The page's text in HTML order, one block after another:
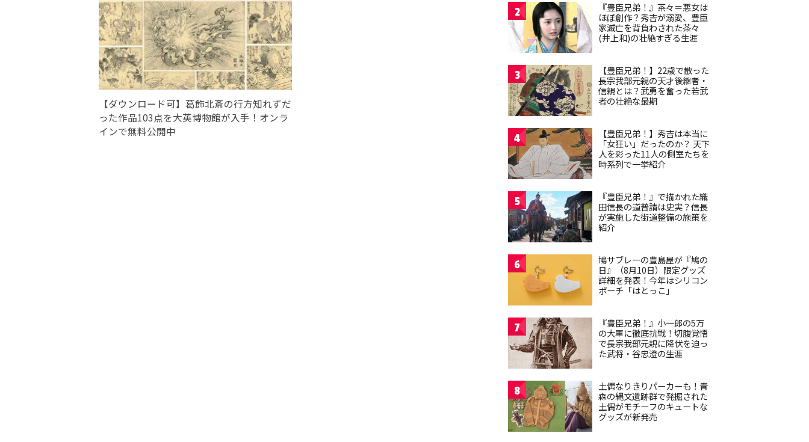
【ダウンロード可】葛飾北斎の行方知れずだ
った作品103点を大英博物館が入手！オンラ
インで無料公開中
2
『豊臣兄弟！』茶々＝悪女は
ほぼ創作？秀吉が溺愛、豊臣
家滅亡を背負わされた茶々
(井上和)の壮絶すぎる生涯
3
【豊臣兄弟！】22歳で散った
長宗我部元親の天才後継者・
信親とは？武勇を奮った若武
者の壮絶な最期
4
【豊臣兄弟！】秀吉は本当に
「女狂い」だったのか？ 天下
人を彩った11人の側室たちを
時系列で一挙紹介
5
『豊臣兄弟！』で描かれた織
田信長の道普請は史実？信長
が実施した街道整備の施策を
紹介
6
鳩サブレーの豊島屋が『鳩の
日』（8月10日）限定グッズ
詳細を発表！今年はシリコン
ポーチ「はとっこ」
7
『豊臣兄弟！』小一郎の5万
の大軍に徹底抗戦！切腹覚悟
で長宗我部元親に降伏を迫っ
た武将・谷忠澄の生涯
8
土偶なりきりパーカーも！青
森の縄文遺跡群で発掘された
土偶がモチーフのキュートな
グッズが新発売